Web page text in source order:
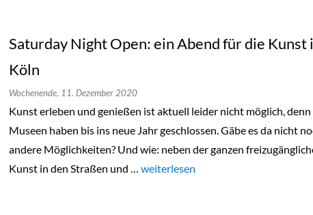
Saturday Night Open: ein Abend für die Kunst
Köln
Wochenende, 11. Dezember 2020
Kunst erleben und genießen ist aktuell leider nicht möglich, denn
Museen haben bis ins neue Jahr geschlossen. Gäbe es da nicht
andere Möglichkeiten? Und wie: neben der ganzen
Kunst in den Straßen und … „Saturday Night Open: ein Abend für
weiterlesen